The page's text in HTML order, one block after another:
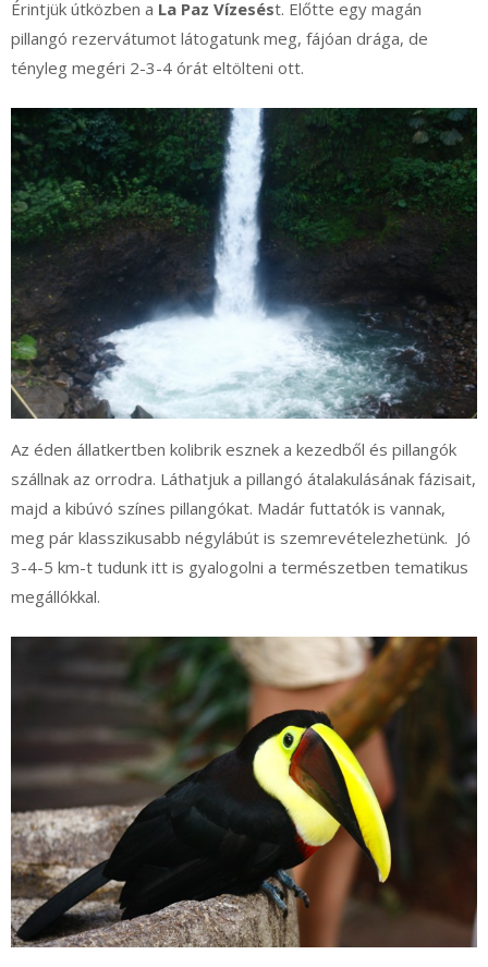
Érintjük útközben a La Paz Vízesést. Előtte egy magán
pillangó rezervátumot látogatunk meg, fájóan drága, de
tényleg megéri 2-3-4 órát eltölteni ott.
Az éden állatkertben kolibrik esznek a kezedből és pillangók
szállnak az orrodra. Láthatjuk a pillangó átalakulásának fázisait,
majd a kibúvó színes pillangókat. Madár futtatók is vannak,
meg pár klasszikusabb négylábút is szemrevételezhetünk. Jó
3-4-5 km-t tudunk itt is gyalogolni a természetben tematikus
megállókkal.